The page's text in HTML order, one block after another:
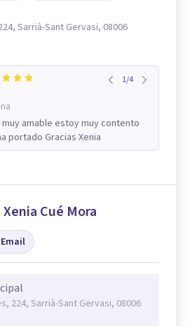
Sarrià-Sant Gervasi, 08006
1/4
amable estoy muy contento
portado Gracias Xenia
Cué Mora
Email
224, Sarrià-Sant Gervasi, 08006